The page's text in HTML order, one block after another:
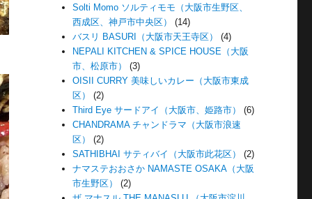
Solti Momo ソルティモモ（大阪市生野区、
西成区、神戸市中央区）
(14)
バスリ BASURI（大阪市天王寺区）
(4)
NEPALI KITCHEN & SPICE HOUSE（大阪
市、松原市）
(3)
OISII CURRY 美味しいカレー（大阪市東成
区）
(2)
Third Eye サードアイ（大阪市、姫路市）
(6)
CHANDRAMA チャンドラマ（大阪市浪速
区）
(2)
SATHIBHAI サティバイ（大阪市此花区）
(2)
ナマステおおさか NAMASTE OSAKA（大阪
市生野区）
(2)